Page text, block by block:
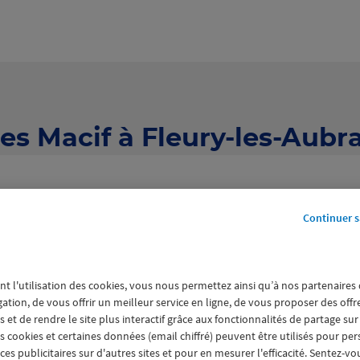
Macif à Fleury-les-
Macif à Fleury-les-
l'utilisation des cookies, vous nous permettez ainsi qu’à nos
de vous offrir un meilleur service en ligne, de vous proposer des
et de rendre le site plus interactif grâce aux fonctionnalités de partage sur
cookies et certaines données (email chiffré) peuvent être utilisés pour
publicitaires sur d'autres sites et pour en mesurer l'efficacité. Sentez-
Continuer